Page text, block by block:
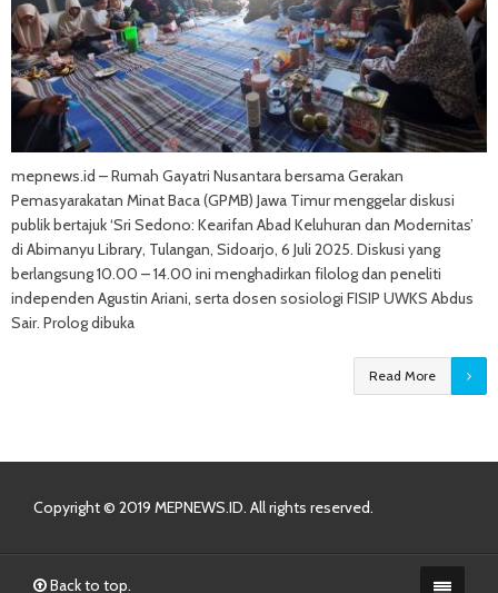
mepnews.id – Rumah Gayatri Nusantara bersama Gerakan
Pemasyarakatan Minat Baca (GPMB) Jawa Timur menggelar diskusi
publik bertajuk ‘Sri Sedono: Kearifan Abad Keluhuran dan Modernitas’
di Abimanyu Library, Tulangan, Sidoarjo, 6 Juli 2025. Diskusi yang
berlangsung 10.00 – 14.00 ini menghadirkan filolog dan peneliti
independen Agustin Ariani, serta dosen sosiologi FISIP UWKS Abdus
Sair. Prolog dibuka
Read More
Copyright © 2019 MEPNEWS.ID. All rights reserved.
Back to top.